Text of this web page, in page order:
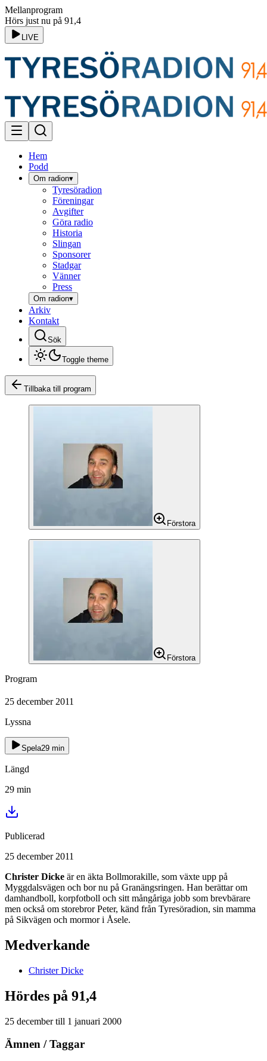
Mellanprogram
Hörs just nu på 91,4
LIVE
Hem
Podd
Om radion▾
Tyresöradion
Föreningar
Avgifter
Göra radio
Historia
Slingan
Sponsorer
Stadgar
Vänner
Press
Om radion▾
Arkiv
Kontakt
Sök
Toggle theme
Tillbaka till program
Förstora
Förstora
Program
25 december 2011
Lyssna
Spela29 min
Längd
29 min
Publicerad
25 december 2011
Christer Dicke är en äkta Bollmorakille, som växte upp på
Myggdalsvägen och bor nu på Granängsringen. Han berättar om
damhandboll, korpfotboll och sitt mångåriga jobb som brevbärare
men också om storebror Peter, känd från Tyresöradion, sin mamma
på Sikvägen och mormor i Åsele.
Medverkande
Christer Dicke
Hördes på 91,4
25 decembertill 1 januari 2000
Ämnen / Taggar